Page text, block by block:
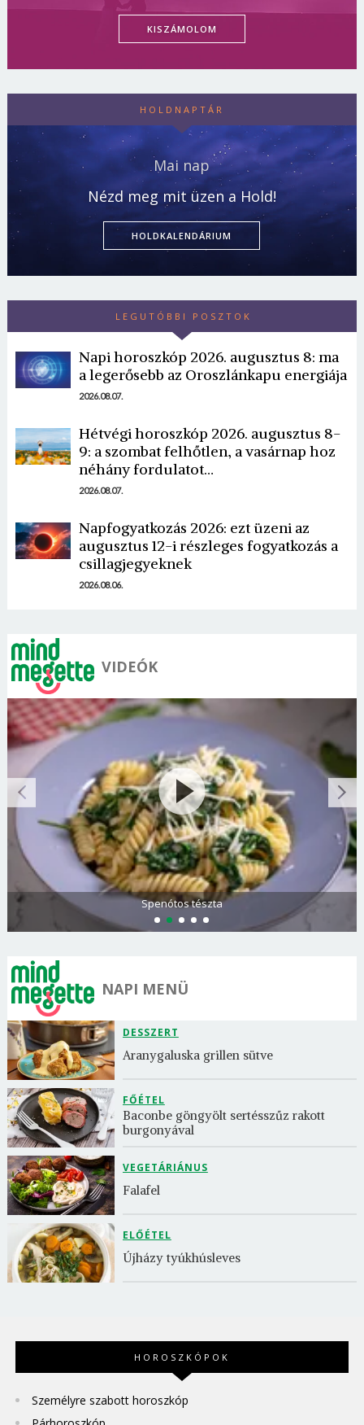
KISZÁMOLOM
HOLDNAPTÁR
Mai nap
Nézd meg mit üzen a Hold!
HOLDKALENDÁRIUM
LEGUTÓBBI POSZTOK
Napi horoszkóp 2026. augusztus 8: ma
a legerősebb az Oroszlánkapu energiája
2026.08.07.
Hétvégi horoszkóp 2026. augusztus 8-
9: a szombat felhőtlen, a vasárnap hoz
néhány fordulatot…
2026.08.07.
Napfogyatkozás 2026: ezt üzeni az
augusztus 12-i részleges fogyatkozás a
csillagjegyeknek
2026.08.06.
VIDEÓK
Spenótos tészta
NAPI MENÜ
DESSZERT
Aranygaluska grillen sütve
FŐÉTEL
Baconbe göngyölt sertésszűz rakott
burgonyával
VEGETÁRIÁNUS
Falafel
ELŐÉTEL
Újházy tyúkhúsleves
HOROSZKÓPOK
Személyre szabott horoszkóp
Borsonline bejelentkezés
E-mail cím vagy felhasználónév
Jelszó